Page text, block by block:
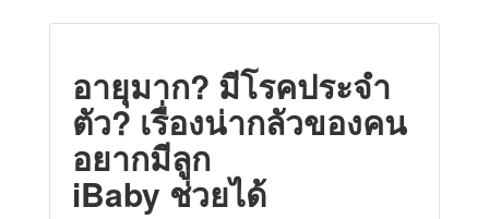
อายุมาก? มีโรคประจำ
ตัว? เรื่องน่ากลัวของคน
อยากมีลูก
iBaby ช่วยได้